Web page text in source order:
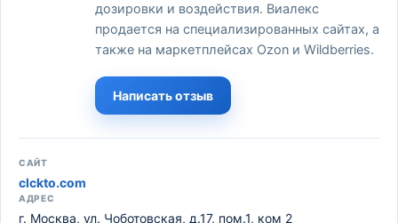
дозировки и воздействия. Виалекс
продается на специализированных сайтах, а
также на маркетплейсах Ozon и Wildberries.
Написать отзыв
САЙТ
clckto.com
АДРЕС
г. Москва, ул. Чоботовская, д.17, пом.1, ком 2